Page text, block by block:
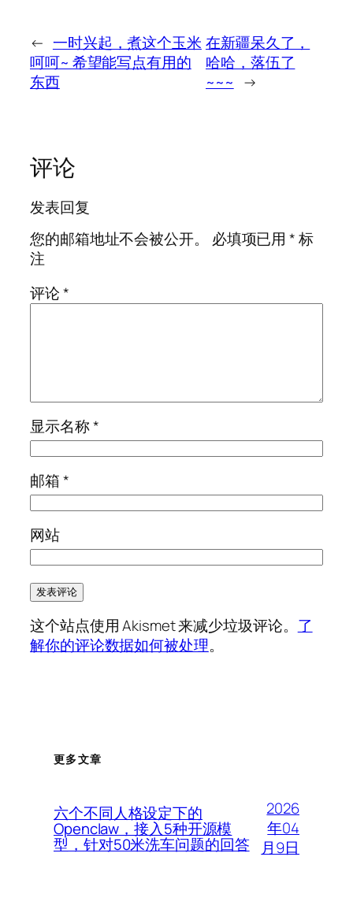
← 一时兴起，煮这个玉米
呵呵~ 希望能写点有用的
东西
在新疆呆久了，
哈哈，落伍了
~~~ →
评论
发表回复
您的邮箱地址不会被公开。
必填项已用*标
注
评论*
显示名称*
邮箱*
网站
这个站点使用 Akismet 来减少垃圾评论。 了
解你的评论数据如何被处理。
更多文章
六个不同人格设定下的
Openclaw，接入5种开源模
型，针对50米洗车问题的回答
2026
年04
月9日